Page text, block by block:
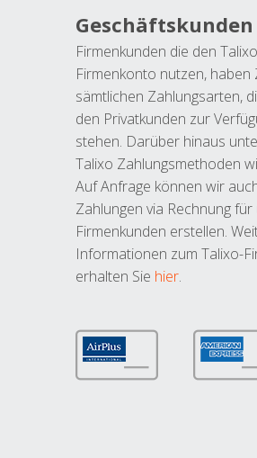
Geschäftskunden
Firmenkunden die den
Firmenkonto nutzen, haben
sämtlichen Zahlungsarten,
den Privatkunden zur
stehen. Darüber hinaus
Talixo Zahlungsmethoden
Auf Anfrage können wir
Zahlungen via Rechnung
Firmenkunden erstellen.
Informationen zum Talixo-
erhalten Sie hier.